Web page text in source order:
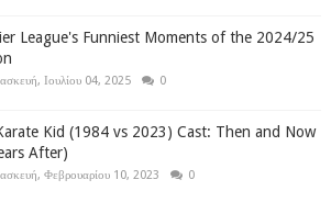
League's Funniest Moments of the 2024/25
Ιουλίου 04, 2025 0
Kid (1984 vs 2023) Cast: Then and Now
After)
Φεβρουαρίου 10, 2023 0